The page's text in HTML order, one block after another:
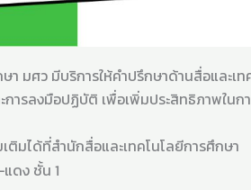
า มศว มีบริการให้คำปรึกษาด้านสื่อแล
การลงมือปฏิบัติ เพื่อเพิ่มประสิทธิภาพใน
มได้ที่สำนักสื่อและเทคโนโลยีการศึกษา
แดง ชั้น 1